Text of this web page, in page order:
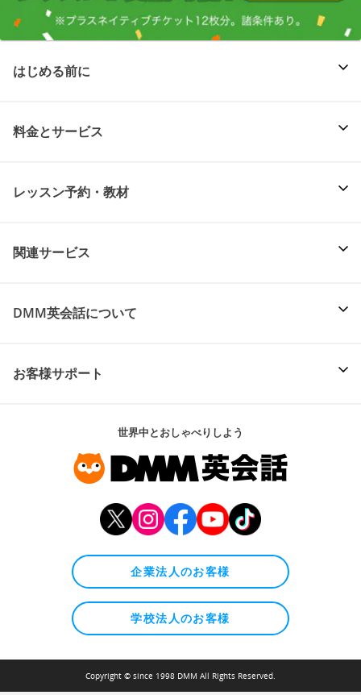
はじめる前に
料金とサービス
レッスン予約・教材
関連サービス
DMM英会話について
お客様サポート
世界中とおしゃべりしよう
企業法人のお客様
学校法人のお客様
Copyright © since 1998 DMM All Rights Reserved.